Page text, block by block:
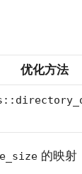
优化方法
的映射